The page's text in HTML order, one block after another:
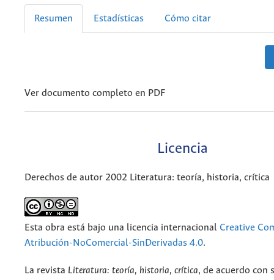
Resumen Estadísticas Cómo citar
Ver documento completo en PDF
Licencia
Derechos de autor 2002 Literatura: teoría, historia, crítica
Esta obra está bajo una licencia internacional Creative
Atribución-NoComercial-SinDerivadas 4.0.
La revista Literatura: teoría, historia, crítica, de acuerdo con